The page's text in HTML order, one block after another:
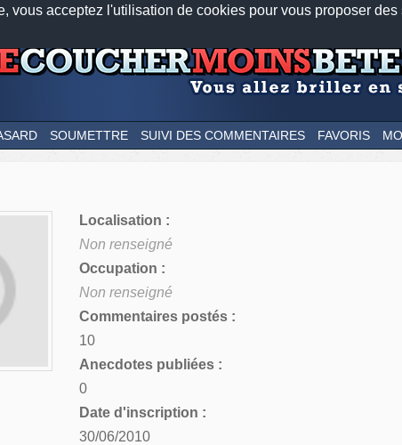
vous acceptez l'utilisation de cookies pour vous proposer
Nos applications mobiles
SOUMETTRE SUIVI DES COMMENTAIRES FAVORIS
Localisation :
Non renseigné
Occupation :
Non renseigné
Commentaires postés :
10
Anecdotes publiées :
0
Date d'inscription :
30/06/2010